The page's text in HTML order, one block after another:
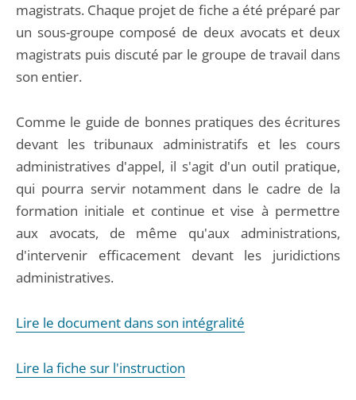
magistrats. Chaque projet de fiche a été préparé par
un sous-groupe composé de deux avocats et deux
magistrats puis discuté par le groupe de travail dans
son entier.
Comme le guide de bonnes pratiques des écritures
devant les tribunaux administratifs et les cours
administratives d'appel, il s'agit d'un outil pratique,
qui pourra servir notamment dans le cadre de la
formation initiale et continue et vise à permettre
aux avocats, de même qu'aux administrations,
d'intervenir efficacement devant les juridictions
administratives.
Lire le document dans son intégralité
Lire la fiche sur l'instruction